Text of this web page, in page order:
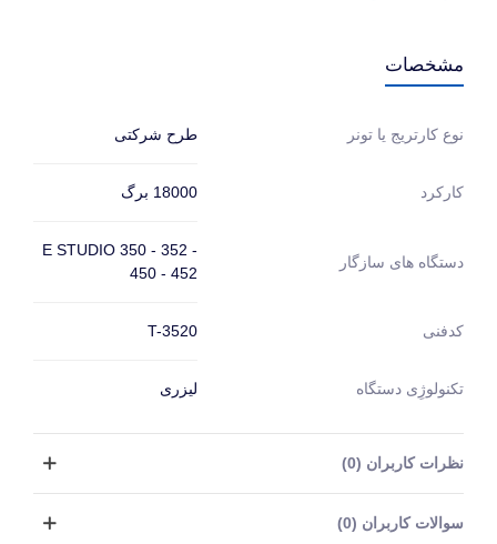
مشخصات
نوع کارتریج یا تونر طرح شرکتی
کارکرد 18000 برگ
دستگاه های سازگار
E STUDIO 350 - 352 -
450 - 452
کدفنی T-3520
تکنولوژِی دستگاه لیزری
نظرات کاربران (0)
سوالات کاربران (0)